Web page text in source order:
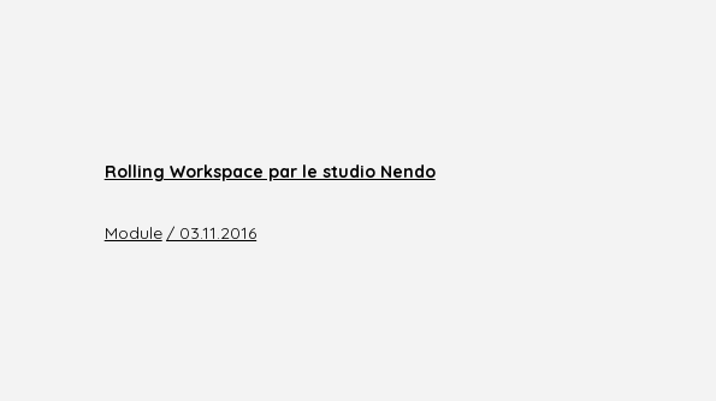
Rolling Workspace par le studio Nendo
Module / 03.11.2016